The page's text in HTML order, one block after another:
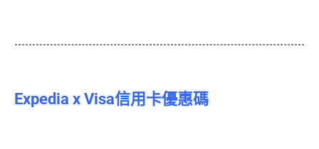
Expedia x Visa信用卡優惠碼